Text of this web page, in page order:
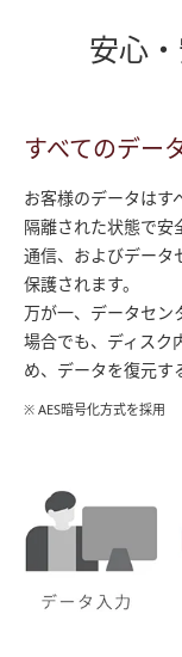
安心
すべてのデー
お客様のデータはす
隔離された状態で安
通信、およびデータ
保護されます。
万が一、データセン
場合でも、ディスク
め、データを復元す
※ AES暗号化方式を採用